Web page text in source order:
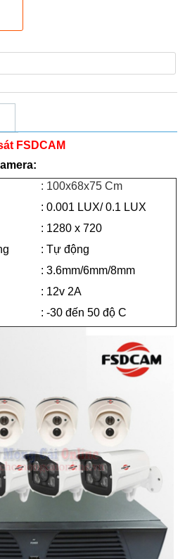
FSDCAM
: 100x68x75 Cm
: 0.001 LUX/ 0.1 LUX
: 1280 x 720
: Tự động
: 3.6mm/6mm/8mm
: 12v 2A
: -30 đến 50 độ C